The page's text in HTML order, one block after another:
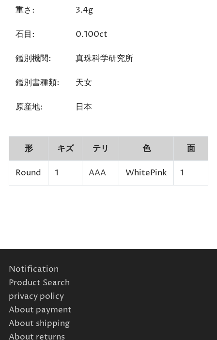
重さ: 3.4g
石目: 0.100ct
鑑別機関: 真珠科学研究所
鑑別書種類: 天女
原産地: 日本
形 キズ テリ 色 面
Round 1 AAA WhitePink 1
Notification
Product Search
privacy policy
About payment
About shipping
About returns